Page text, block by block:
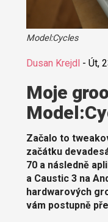
Model:Cycles
Dusan Krejdl - Út,
Moje
Začalo to
začátku
70 a následně
a Caustic 3 na
hardwarových
vám postupně